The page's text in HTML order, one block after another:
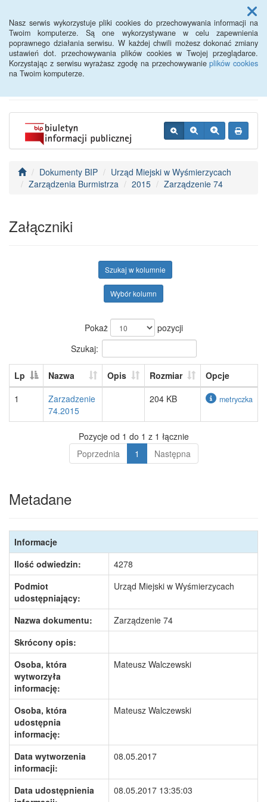
Nasz serwis wykorzystuje pliki cookies do przechowywania informacji na
Twoim komputerze. Są one wykorzystywane w celu zapewnienia
poprawnego działania serwisu. W każdej chwili możesz dokonać zmiany
ustawień dot. przechowywania plików cookies w Twojej przeglądarce.
Korzystając z serwisu wyrażasz zgodę na przechowywanieplików cookies
na Twoim komputerze.
Menu
BIP - Urząd Miejski
Wyśmierzyce
Dokumenty BIP
Urząd Miejski w Wyśmierzycach
Zarządzenia Burmistrza
2015 Zarządzenie 74
Załączniki
Szukaj w kolumnie
Wybór kolumn
Pokaż
pozycji
Szukaj:
Lp Nazwa Opis Rozmiar
Opcje
1
Zarzadzenie
74.2015
204 KB metryczka
Pozycje od 1 do 1 z 1 łącznie
Poprzednia
1 Następna
Metadane
Informacje
Ilość odwiedzin:
4278
Podmiot
udostępniający:
Urząd Miejski w Wyśmierzycach
Nazwa dokumentu:
Zarządzenie 74
Skrócony opis:
Osoba, która
wytworzyła
informację:
Mateusz Walczewski
Osoba, która
udostępnia
informację:
Mateusz Walczewski
Data wytworzenia
informacji:
08.05.2017
Data udostępnienia
08.05.2017 13:35:03